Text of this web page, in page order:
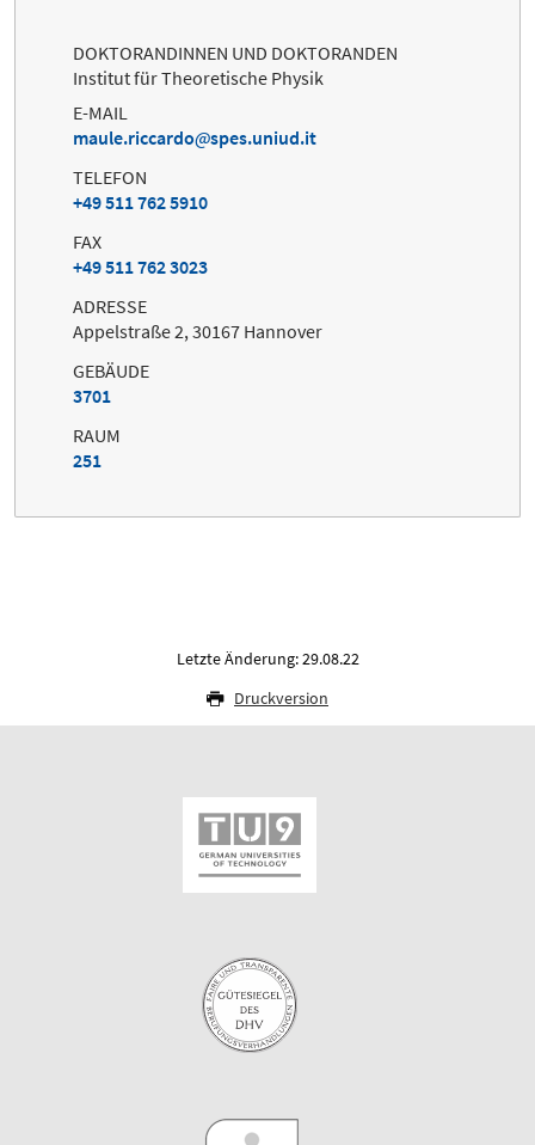
DOKTORANDINNEN UND DOKTORANDEN
Institut für Theoretische Physik
E-MAIL
maule.riccardo
spes.uniud.it
TELEFON
+49 511 762 5910
FAX
+49 511 762 3023
ADRESSE
Appelstraße 2, 30167 Hannover
GEBÄUDE
3701
RAUM
251
Letzte Änderung: 29.08.22
Druckversion